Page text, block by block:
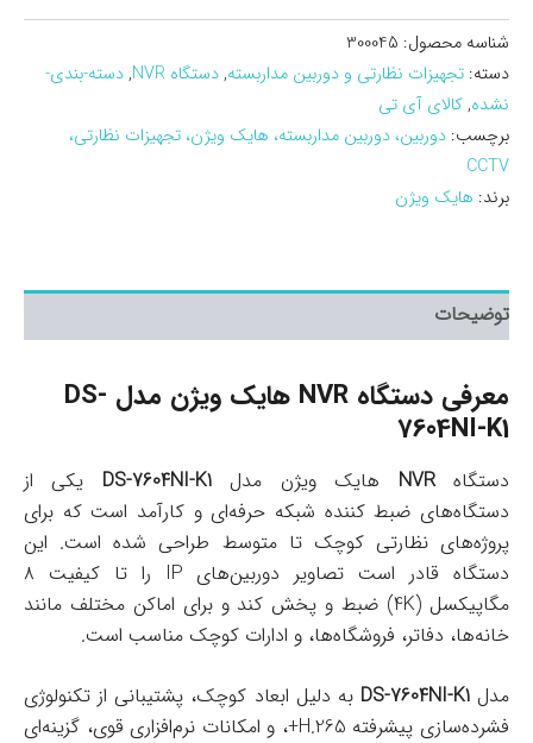
شناسه محصول: 300045
دسته: تجهیزات نظارتی و دوربین مداربسته,دستگاه NVR ,دسته-بندی-
نشده,کالای آی تی
برچسب: دوربین، دوربین مداربسته، هایک ویژن، تجهیزات نظارتی،
CCTV
برند: هایک ویژن
توضیحات
معرفی دستگاه NVR هایک ویژن مدل DS-
7604NI-K1
دستگاهNVR هایک ویژن مدلDS-7604NI-K1 یکی از
دستگاه‌های ضبط کننده شبکه حرفه‌ای و کارآمد است که برای
پروژه‌های نظارتی کوچک تا متوسط طراحی شده است. این
دستگاه قادر است تصاویر دوربین‌های IP را تا کیفیت ۸
مگاپیکسل (4K) ضبط و پخش کند و برای اماکن مختلف مانند
خانه‌ها، دفاتر، فروشگاه‌ها، و ادارات کوچک مناسب است.
مدلDS-7604NI-K1 به دلیل ابعاد کوچک، پشتیبانی از تکنولوژی
فشرده‌سازی پیشرفته H.265+، و امکانات نرم‌افزاری قوی، گزینه‌ای